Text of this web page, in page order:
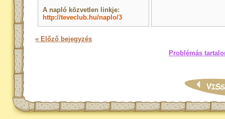
A napló közvetlen linkje:
http://teveclub.hu/naplo/3
« Előző bejegyzés
Problémás